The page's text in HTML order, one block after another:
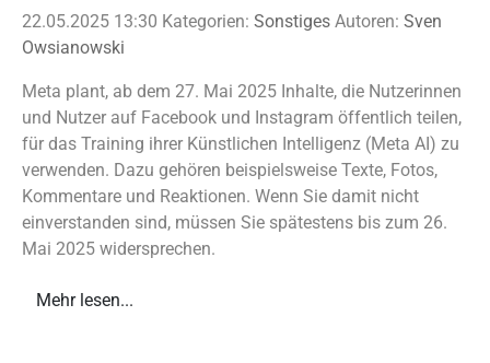
22.05.2025 13:30 Kategorien: Sonstiges Autoren: Sven
Owsianowski
Meta plant, ab dem 27. Mai 2025 Inhalte, die Nutzerinnen
und Nutzer auf Facebook und Instagram öffentlich teilen,
für das Training ihrer Künstlichen Intelligenz (Meta AI) zu
verwenden. Dazu gehören beispielsweise Texte, Fotos,
Kommentare und Reaktionen. Wenn Sie damit nicht
einverstanden sind, müssen Sie spätestens bis zum 26.
Mai 2025 widersprechen.
Mehr lesen...